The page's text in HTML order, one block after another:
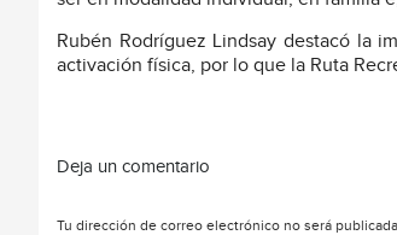
Rubén Rodríguez Lindsay destacó la
activación física, por lo que la Ruta
Deja un comentario
Tu dirección de correo electrónico no será